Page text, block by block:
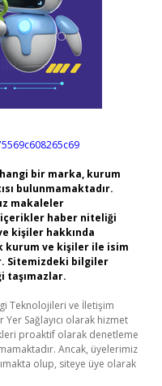
bir marka, kurum
bulunmamaktadır.
makaleler
içerikler haber niteliği
kişiler hakkında
kurum ve kişiler ile isim
Sitemizdeki bilgiler
taşımazlar.
Teknolojileri ve İletişim
Sağlayıcı olarak hizmet
proaktif olarak denetleme
Ancak, üyelerimiz
olup, siteye üye olarak